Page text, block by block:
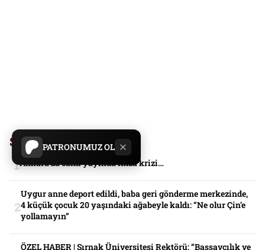
PATRONUMUZ OL
Sadece Serbestiyet'te
Ankara’da canlı yayında imza krizi…
Uygur anne deport edildi, baba geri gönderme merkezinde,
4 küçük çocuk 20 yaşındaki ağabeyle kaldı: “Ne olur Çin’e
yollamayın”
ÖZEL HABER | Şırnak Üniversitesi Rektörü: “Başsavcılık ve